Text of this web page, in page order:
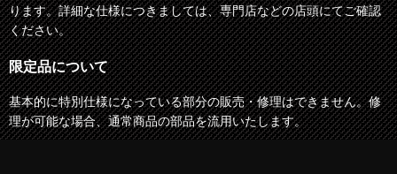
ります。詳細な仕様につきましては、専門店などの店頭にてご確認
ください。
限定品について
基本的に特別仕様になっている部分の販売・修理はできません。修
理が可能な場合、通常商品の部品を流用いたします。